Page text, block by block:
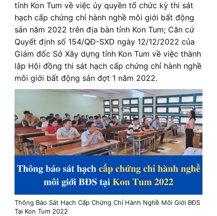
tỉnh Kon Tum về việc ủy quyền tổ chức kỳ thi sát
hạch cấp chứng chỉ hành nghề môi giới bất động
sản năm 2022 trên địa bàn tỉnh Kon Tum; Căn cứ
Quyết định số 154/QĐ-SXD ngày 12/12/2022 của
Giám đốc Sở Xây dựng tỉnh Kon Tum về việc thành
lập Hội đồng thi sát hạch cấp chứng chỉ hành nghề
môi giới bất động sản đợt 1 năm 2022.
Thông Báo Sát Hạch Cấp Chứng Chỉ Hành Nghề Môi Giới BĐS
Tại Kon Tum 2022